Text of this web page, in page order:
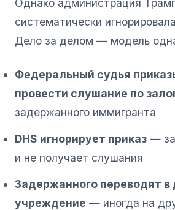
систематически
Дело за делом — модель
Федеральный судья
провести слушание по
задержанного иммигранта
DHS игнорирует приказ —
и не получает слушания
Задержанного переводят в
учреждение — иногда на